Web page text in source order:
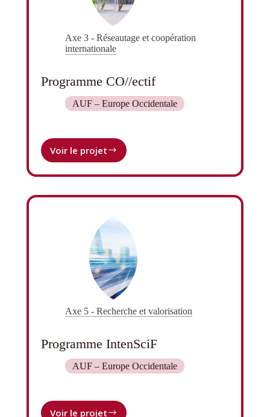
Axe 3 - Réseautage et coopération
internationale
Programme CO//ectif
AUF – Europe Occidentale
Voir le projetProgramme
Axe 5 - Recherche et valorisation
Programme IntenSciF
AUF – Europe Occidentale
Voir le projet